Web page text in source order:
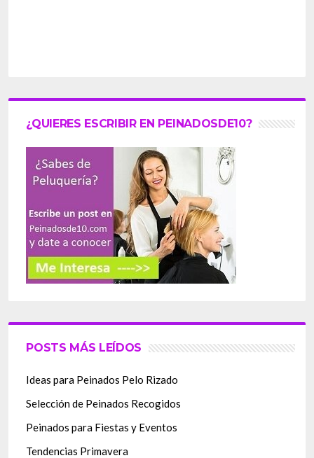
¿QUIERES ESCRIBIR EN PEINADOSDE10?
POSTS MÁS LEÍDOS
Ideas para Peinados Pelo Rizado
Selección de Peinados Recogidos
Peinados para Fiestas y Eventos
Tendencias Primavera